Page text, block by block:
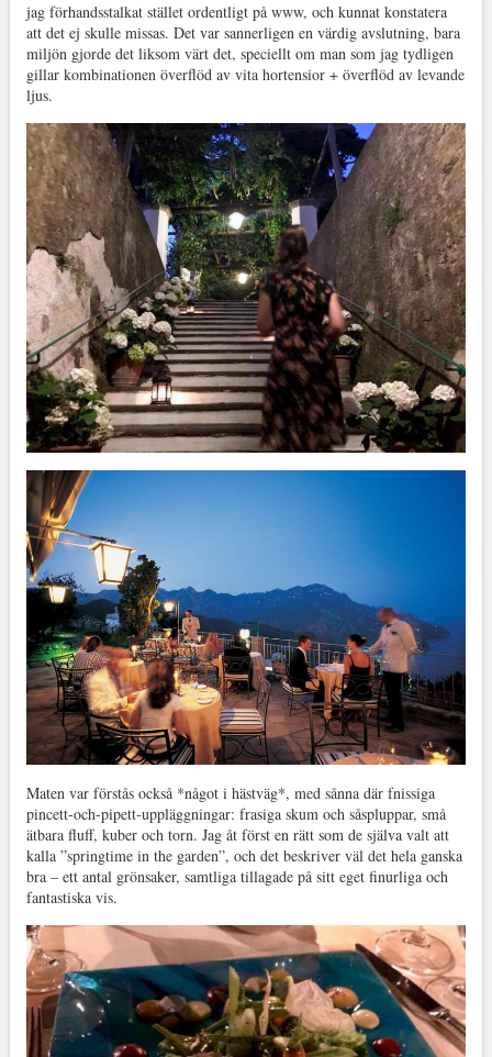
jag förhandsstalkat stället ordentligt på www, och kunnat konstatera
att det ej skulle missas. Det var sannerligen en värdig avslutning, bara
miljön gjorde det liksom värt det, speciellt om man som jag tydligen
gillar kombinationen överflöd av vita hortensior + överflöd av levande
ljus.
Maten var förstås också *något i hästväg*, med sånna där fnissiga
pincett-och-pipett-uppläggningar: frasiga skum och såspluppar, små
ätbara fluff, kuber och torn. Jag åt först en rätt som de själva valt att
kalla ”springtime in the garden”, och det beskriver väl det hela ganska
bra – ett antal grönsaker, samtliga tillagade på sitt eget finurliga och
fantastiska vis.